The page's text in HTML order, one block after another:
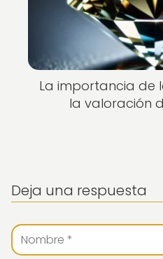
La importancia de
la valoración
Deja una respuesta